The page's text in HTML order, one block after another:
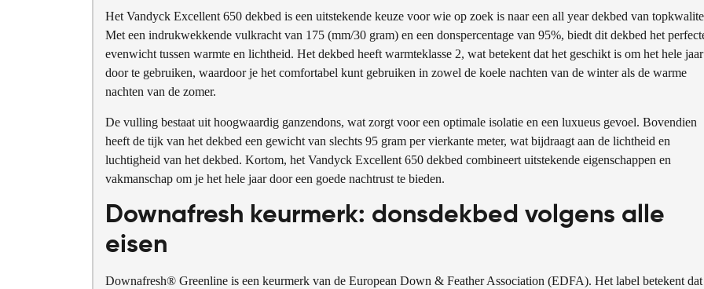
Het Vandyck Excellent 650 dekbed is een uitstekende keuze voor wie op zoek is naar een all year dekbed van
Met een indrukwekkende vulkracht van 175 (mm/30 gram) en een donspercentage van 95%, biedt dit dekbed het
evenwicht tussen warmte en lichtheid. Het dekbed heeft warmteklasse 2, wat betekent dat het geschikt is om het hele jaar
door te gebruiken, waardoor je het comfortabel kunt gebruiken in zowel de koele nachten van de winter als de warme
nachten van de zomer.
De vulling bestaat uit hoogwaardig ganzendons, wat zorgt voor een optimale isolatie en een luxueus gevoel. Bovendien
heeft de tijk van het dekbed een gewicht van slechts 95 gram per vierkante meter, wat bijdraagt aan de lichtheid en
luchtigheid van het dekbed. Kortom, het Vandyck Excellent 650 dekbed combineert uitstekende eigenschappen en
vakmanschap om je het hele jaar door een goede nachtrust te bieden.
Downafresh keurmerk: donsdekbed volgens alle
eisen
Downafresh® Greenline is een keurmerk van de European Down & Feather Association (EDFA). Het label betekent dat